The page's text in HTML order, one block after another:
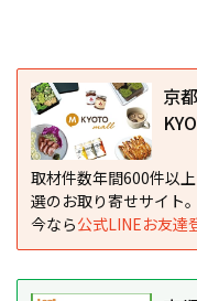
京
取材件数年間600件以
選のお取り寄せサイト。
今なら公式LINEお友達